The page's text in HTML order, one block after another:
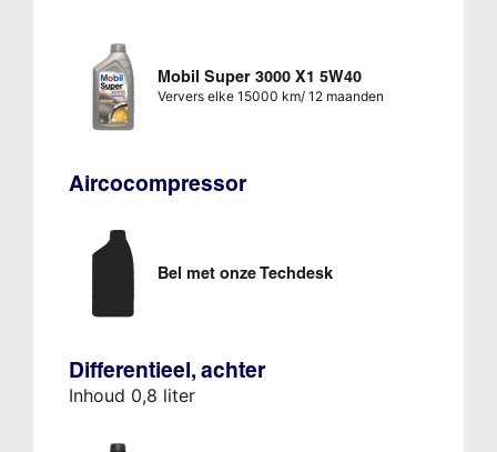
Mobil Super 3000 X1 5W40
Ververs elke 15000 km/ 12 maanden
Aircocompressor
Bel met onze Techdesk
Differentieel, achter
Inhoud 0,8 liter